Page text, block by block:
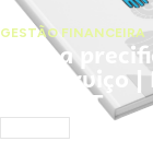
GESTÃO FINANCEIRA
Faça a
seu serviço
ChatGPT